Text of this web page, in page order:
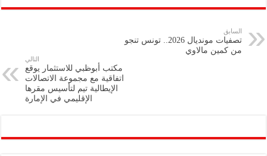
p
y
Li
eb
k
tt
nt
at
A
gr
ai
ar
السابق
تصفيات مونديال 2026.. تونس تنجو
من كمين مالاوي
التالي
مكتب أبوظبي للاستثمار يوقع
اتفاقية مع مجموعة الاتصالات
الإيطالية تيم لتأسيس مقرها
الإقليمي في الإمارة